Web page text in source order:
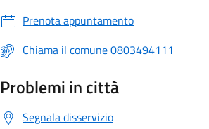
Prenota appuntamento
Chiama il comune 0803494111
Problemi in città
Segnala disservizio